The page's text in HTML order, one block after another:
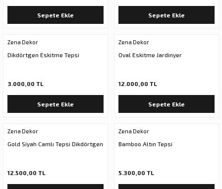
Sepete Ekle Sepete Ekle
Zena Dekor
Dikdörtgen Eskitme Tepsi
3.000,00 TL
Sepete Ekle
Zena Dekor
Oval Eskitme Jardinyer
12.000,00 TL
Sepete Ekle
Zena Dekor
Gold Siyah Camlı Tepsi Dikdörtgen
12.500,00 TL
Zena Dekor
Bamboo Altın Tepsi
5.300,00 TL